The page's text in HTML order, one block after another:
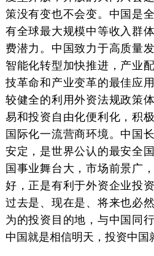
策没有变也不会变。中国是
有全球最大规模中等收入群
费潜力。中国致力于高质量
智能化转型加快推进，产业
技革命和产业变革的最佳应
较健全的利用外资法规政策
易和投资自由化便利化，积
国际化一流营商环境。中国
安定，是世界公认的最安全
国事业舞台大，市场前景广
好，正是有利于外资企业投
过去是、现在是、将来也必
为的投资目的地，与中国同
中国就是相信明天，投资中国